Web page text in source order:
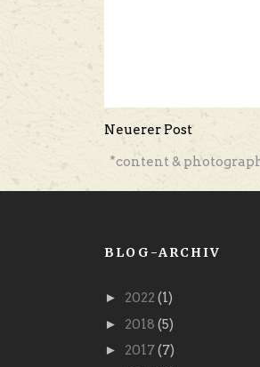
Neuerer Post
*content &
BLOG-ARCHIV
► 2022 (1)
► 2018 (5)
► 2017(7)